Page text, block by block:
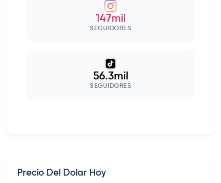
147mil
SEGUIDORES
56.3mil
SEGUIDORES
Precio Del Dolar Hoy